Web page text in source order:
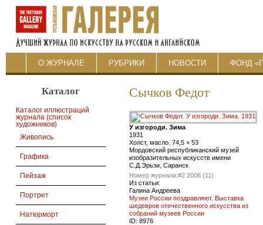
О ЖУРНАЛЕ РУБРИКИ НОВОСТИ ФОНД
Каталог
Каталог иллюстраций
журнала (список
художников)
Живопись
Графика
Пейзаж
Портрет
Натюрморт
Сычков Федот
У изгороди. Зима
1931
Холст, масло. 74,5 × 53
Мордовский республиканский музей
изобразительных искусств имени
С.Д.Эрьзи, Саранск
Номер журнала:#2 2006 (11)
Из статьи:
Галина Андреева
Музеи России поздравляют. Выставка
шедевров отечественного искусства из
собраний музеев России
ID: 8976